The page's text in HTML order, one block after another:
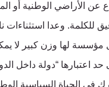
عن الأراضي الوطنية أو
للكلمة. وعدا استثناءات
مؤسسة لها وزن كبير لا
حد اعتبارها “دولة داخل
في الحياة السياسية